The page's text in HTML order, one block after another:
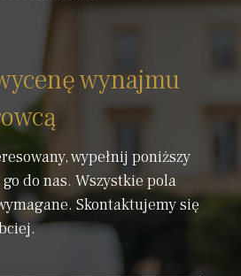
wynajmu
wypełnij poniższy
do nas. Wszystkie pola
Skontaktujemy się